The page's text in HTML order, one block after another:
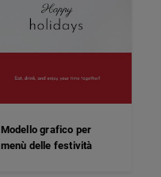
Modello grafico per
menù delle festività